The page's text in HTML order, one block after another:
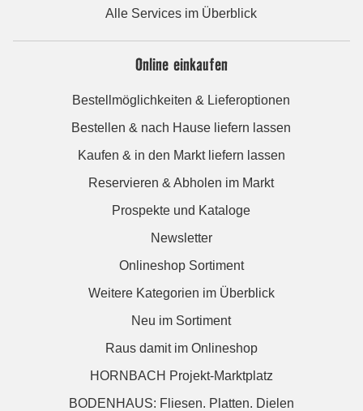
Alle Services im Überblick
Online einkaufen
Bestellmöglichkeiten & Lieferoptionen
Bestellen & nach Hause liefern lassen
Kaufen & in den Markt liefern lassen
Reservieren & Abholen im Markt
Prospekte und Kataloge
Newsletter
Onlineshop Sortiment
Weitere Kategorien im Überblick
Neu im Sortiment
Raus damit im Onlineshop
HORNBACH Projekt-Marktplatz
BODENHAUS: Fliesen. Platten. Dielen